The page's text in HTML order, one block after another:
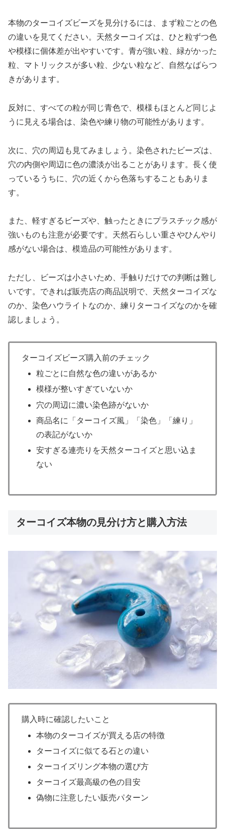
本物のターコイズビーズを見分けるには、まず粒ごとの色
の違いを見てください。天然ターコイズは、ひと粒ずつ色
や模様に個体差が出やすいです。青が強い粒、緑がかった
粒、マトリックスが多い粒、少ない粒など、自然なばらつ
きがあります。
反対に、すべての粒が同じ青色で、模様もほとんど同じよ
うに見える場合は、染色や練り物の可能性があります。
次に、穴の周辺も見てみましょう。染色されたビーズは、
穴の内側や周辺に色の濃淡が出ることがあります。長く使
っているうちに、穴の近くから色落ちすることもありま
す。
また、軽すぎるビーズや、触ったときにプラスチック感が
強いものも注意が必要です。天然石らしい重さやひんやり
感がない場合は、模造品の可能性があります。
ただし、ビーズは小さいため、手触りだけでの判断は難し
いです。できれば販売店の商品説明で、天然ターコイズな
のか、染色ハウライトなのか、練りターコイズなのかを確
認しましょう。
ターコイズビーズ購入前のチェック
粒ごとに自然な色の違いがあるか
模様が整いすぎていないか
穴の周辺に濃い染色跡がないか
商品名に「ターコイズ風」「染色」「練り」
の表記がないか
安すぎる連売りを天然ターコイズと思い込ま
ない
ターコイズ本物の見分け方と購入方法
購入時に確認したいこと
本物のターコイズが買える店の特徴
ターコイズに似てる石との違い
ターコイズリング本物の選び方
ターコイズ最高級の色の目安
偽物に注意したい販売パターン